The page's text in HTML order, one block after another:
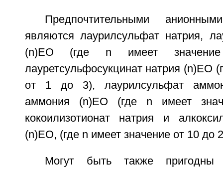
Предпочтительными
являются лаурилсульфат натрия,
(n)ЕО (где n имеет
лауретсульфосукцинат натрия (n)ЕО
от 1 до 3), лаурилсульфат
аммония (n)ЕО (где n имеет
кокоилизотионат натрия и
(n)ЕО, (где n имеет значение от 10 до
Могут быть также